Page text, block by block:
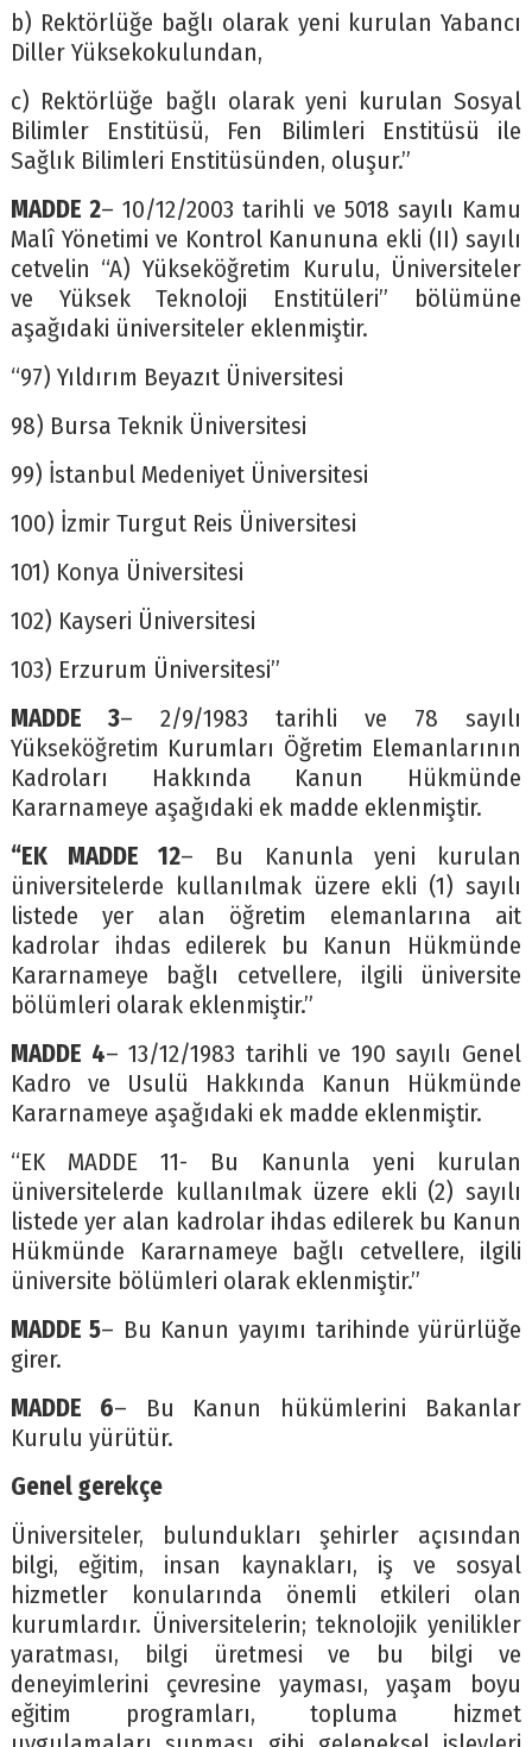
b) Rektörlüğe bağlı olarak yeni kurulan Yabancı
Diller Yüksekokulundan,
c) Rektörlüğe bağlı olarak yeni kurulan Sosyal
Bilimler Enstitüsü, Fen Bilimleri Enstitüsü ile
Sağlık Bilimleri Enstitüsünden, oluşur.”
MADDE 2– 10/12/2003 tarihli ve 5018 sayılı Kamu
Malî Yönetimi ve Kontrol Kanununa ekli (II) sayılı
cetvelin “A) Yükseköğretim Kurulu, Üniversiteler
ve Yüksek Teknoloji Enstitüleri” bölümüne
aşağıdaki üniversiteler eklenmiştir.
“97) Yıldırım Beyazıt Üniversitesi
98) Bursa Teknik Üniversitesi
99) İstanbul Medeniyet Üniversitesi
100) İzmir Turgut Reis Üniversitesi
101) Konya Üniversitesi
102) Kayseri Üniversitesi
103) Erzurum Üniversitesi”
MADDE 3– 2/9/1983 tarihli ve 78 sayılı
Yükseköğretim Kurumları Öğretim Elemanlarının
Kadroları Hakkında Kanun Hükmünde
Kararnameye aşağıdaki ek madde eklenmiştir.
“EK MADDE 12– Bu Kanunla yeni kurulan
üniversitelerde kullanılmak üzere ekli (1) sayılı
listede yer alan öğretim elemanlarına ait
kadrolar ihdas edilerek bu Kanun Hükmünde
Kararnameye bağlı cetvellere, ilgili üniversite
bölümleri olarak eklenmiştir.”
MADDE 4– 13/12/1983 tarihli ve 190 sayılı Genel
Kadro ve Usulü Hakkında Kanun Hükmünde
Kararnameye aşağıdaki ek madde eklenmiştir.
“EK MADDE 11- Bu Kanunla yeni kurulan
üniversitelerde kullanılmak üzere ekli (2) sayılı
listede yer alan kadrolar ihdas edilerek bu Kanun
Hükmünde Kararnameye bağlı cetvellere, ilgili
üniversite bölümleri olarak eklenmiştir.”
MADDE 5– Bu Kanun yayımı tarihinde yürürlüğe
girer.
MADDE 6– Bu Kanun hükümlerini Bakanlar
Kurulu yürütür.
Genel gerekçe
Üniversiteler, bulundukları şehirler açısından
bilgi, eğitim, insan kaynakları, iş ve sosyal
hizmetler konularında önemli etkileri olan
kurumlardır. Üniversitelerin; teknolojik yenilikler
yaratması, bilgi üretmesi ve bu bilgi ve
deneyimlerini çevresine yayması, yaşam boyu
eğitim programları, topluma hizmet